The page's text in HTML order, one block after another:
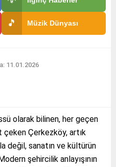
🎵 Müzik Dünyası
11.01.2026
olarak bilinen, her geçen
Çerkezköy, artık
değil, sanatın ve kültürün
şehircilik anlayışının